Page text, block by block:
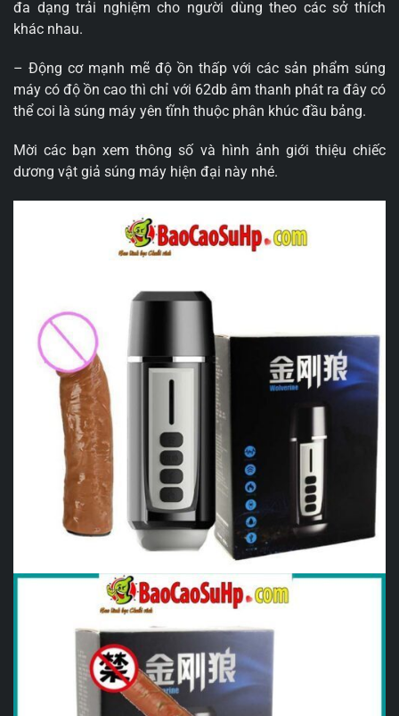
đa dạng trải nghiệm cho người dùng theo các sở thích
khác nhau.
– Động cơ mạnh mẽ độ ồn thấp với các sản phẩm súng
máy có độ ồn cao thì chỉ với 62db âm thanh phát ra đây có
thể coi là súng máy yên tĩnh thuộc phân khúc đầu bảng.
Mời các bạn xem thông số và hình ảnh giới thiệu chiếc
dương vật giả súng máy hiện đại này nhé.